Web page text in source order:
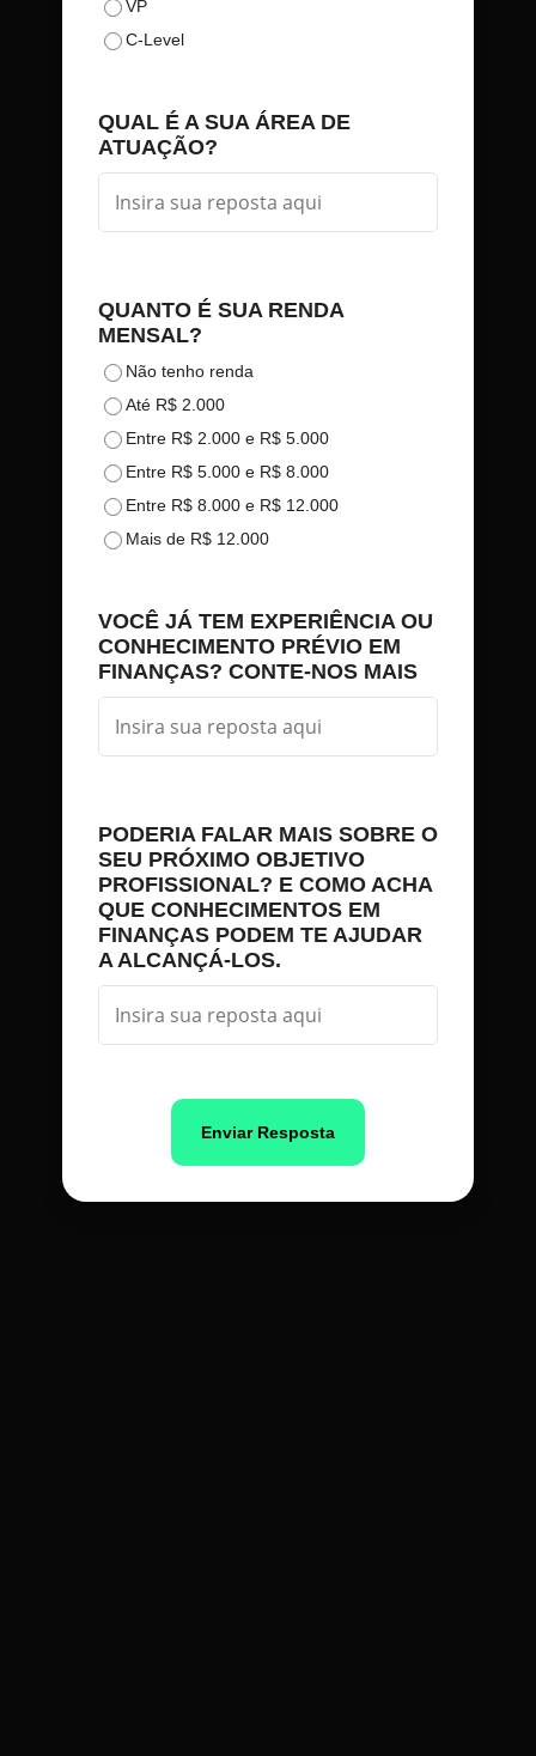
VP
C-Level
QUAL É A SUA ÁREA DE
ATUAÇÃO?
QUANTO É SUA RENDA
MENSAL?
Não tenho renda
Até R$ 2.000
Entre R$ 2.000 e R$ 5.000
Entre R$ 5.000 e R$ 8.000
Entre R$ 8.000 e R$ 12.000
Mais de R$ 12.000
VOCÊ JÁ TEM EXPERIÊNCIA OU
CONHECIMENTO PRÉVIO EM
FINANÇAS? CONTE-NOS MAIS
PODERIA FALAR MAIS SOBRE O
SEU PRÓXIMO OBJETIVO
PROFISSIONAL? E COMO ACHA
QUE CONHECIMENTOS EM
FINANÇAS PODEM TE AJUDAR
A ALCANÇÁ-LOS.